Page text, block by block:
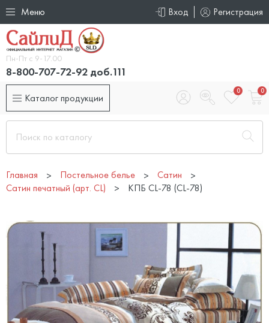
Меню Вход Регистрация
Пн-Пт с 9-17.00
8-800-707-72-92 доб.111
Каталог продукции
0 0
Главная Постельное белье
Сатин
Сатин печатный (арт. СL)
КПБ CL-78 (CL-78)